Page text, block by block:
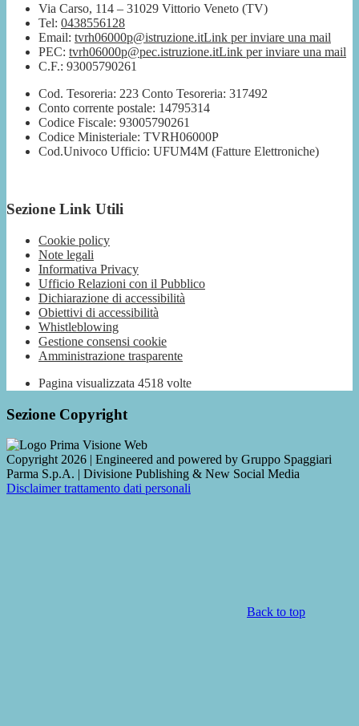
Via Carso, 114 – 31029 Vittorio Veneto (TV)
Tel: 0438556128
Email: tvrh06000p@istruzione.itLink per inviare una mail
PEC: tvrh06000p@pec.istruzione.itLink per inviare una mail
C.F.: 93005790261
Cod. Tesoreria: 223 Conto Tesoreria: 317492
Conto corrente postale: 14795314
Codice Fiscale: 93005790261
Codice Ministeriale: TVRH06000P
Cod.Univoco Ufficio: UFUM4M (Fatture Elettroniche)
Sezione Link Utili
Cookie policy
Note legali
Informativa Privacy
Ufficio Relazioni con il Pubblico
Dichiarazione di accessibilità
Obiettivi di accessibilità
Whistleblowing
Gestione consensi cookie
Amministrazione trasparente
Pagina visualizzata 4518 volte
Sezione Copyright
Copyright 2026 | Engineered and powered by Gruppo Spaggiari
Parma S.p.A. | Divisione Publishing & New Social Media
Disclaimer trattamento dati personali
Back to top